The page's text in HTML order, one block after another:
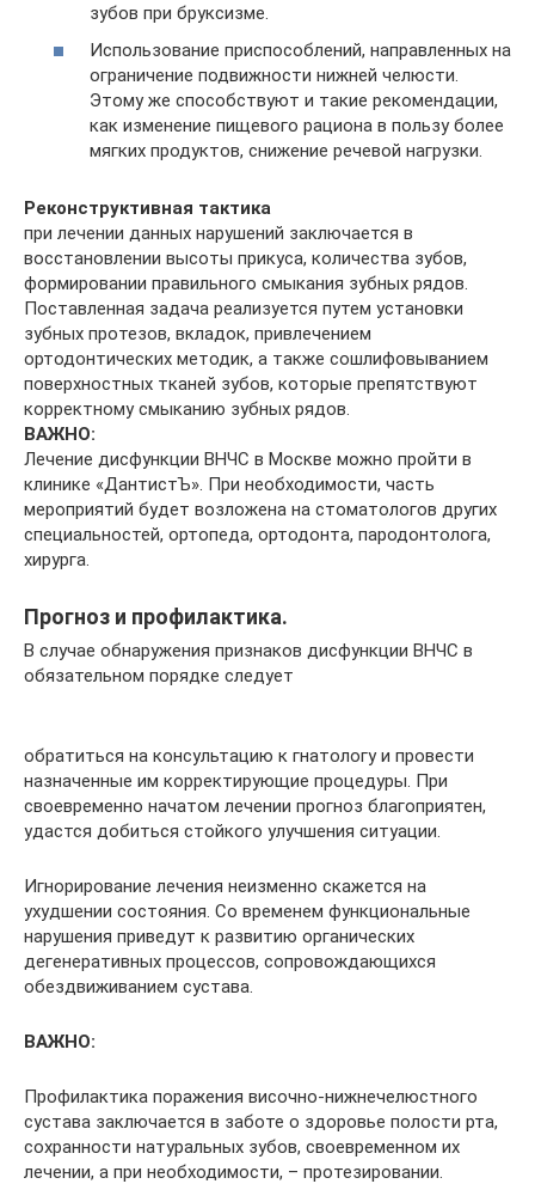
зубов при бруксизме.
Использование приспособлений, направленных на
ограничение подвижности нижней челюсти.
Этому же способствуют и такие рекомендации,
как изменение пищевого рациона в пользу более
мягких продуктов, снижение речевой нагрузки.
Реконструктивная тактика
при лечении данных нарушений заключается в
восстановлении высоты прикуса, количества зубов,
формировании правильного смыкания зубных рядов.
Поставленная задача реализуется путем установки
зубных протезов, вкладок, привлечением
ортодонтических методик, а также сошлифовыванием
поверхностных тканей зубов, которые препятствуют
корректному смыканию зубных рядов.
ВАЖНО:
Лечение дисфункции ВНЧС в Москве можно пройти в
клинике «ДантистЪ». При необходимости, часть
мероприятий будет возложена на стоматологов других
специальностей, ортопеда, ортодонта, пародонтолога,
хирурга.
Прогноз и профилактика.
В случае обнаружения признаков дисфункции ВНЧС в
обязательном порядке следует
обратиться на консультацию к гнатологу и провести
назначенные им корректирующие процедуры. При
своевременно начатом лечении прогноз благоприятен,
удастся добиться стойкого улучшения ситуации.
Игнорирование лечения неизменно скажется на
ухудшении состояния. Со временем функциональные
нарушения приведут к развитию органических
дегенеративных процессов, сопровождающихся
обездвиживанием сустава.
ВАЖНО:
Профилактика поражения височно-нижнечелюстного
сустава заключается в заботе о здоровье полости рта,
сохранности натуральных зубов, своевременном их
лечении, а при необходимости, – протезировании.